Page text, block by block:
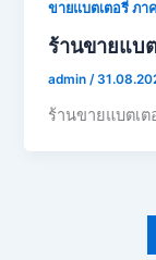
ขายแบตเตอรี่ ภา
ร้านขายแบ
admin /
ร้านขายแบตเ